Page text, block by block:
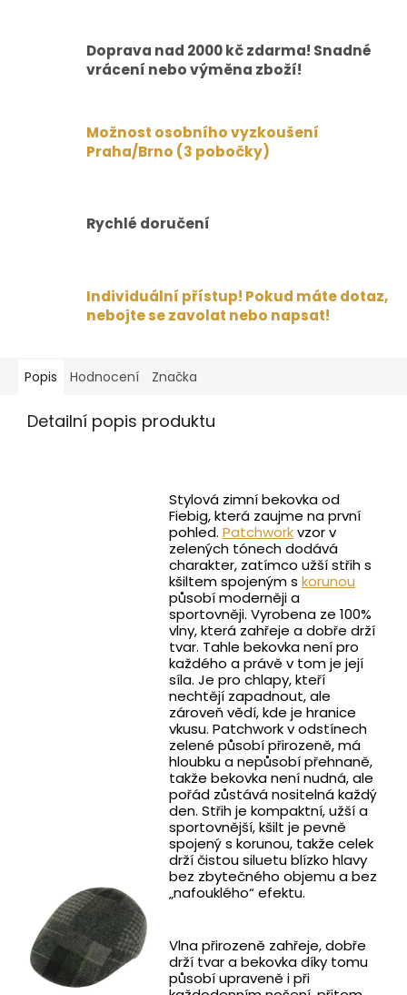
Doprava nad 2000 kč zdarma! Snadné
vrácení nebo výměna zboží!
Možnost osobního vyzkoušení
Praha/Brno (3 pobočky)
Rychlé doručení
Individuální přístup! Pokud máte dotaz,
nebojte se zavolat nebo napsat!
Popis Hodnocení Značka
Detailní popis produktu
Stylová zimní bekovka od
Fiebig, která zaujme na první
pohled. Patchworkvzor v
zelených tónech dodává
charakter, zatímco užší střih s
kšiltem spojeným s korunou
působí moderněji a
sportovněji. Vyrobena ze 100%
vlny, která zahřeje a dobře drží
tvar. Tahle bekovka není pro
každého a právě v tom je její
síla. Je pro chlapy, kteří
nechtějí zapadnout, ale
zároveň vědí, kde je hranice
vkusu. Patchwork v odstínech
zelené působí přirozeně, má
hloubku a nepůsobí přehnaně,
takže bekovka není nudná, ale
pořád zůstává nositelná každý
den. Střih je kompaktní, užší a
sportovnější, kšilt je pevně
spojený s korunou, takže celek
drží čistou siluetu blízko hlavy
bez zbytečného objemu a bez
„nafouklého“ efektu.
Vlna přirozeně zahřeje, dobře
drží tvar a bekovka díky tomu
působí upraveně i při